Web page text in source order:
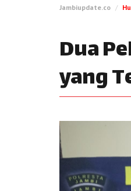
Jambiupdate.co
Dua
yang